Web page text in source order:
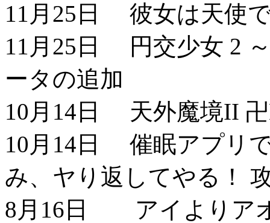
11月25日 彼女は天使
11月25日 円交少女 2
ータの追加
10月14日 天外魔境II
10月14日 催眠アプリ
み、ヤり返してやる！
8月16日 アイよりアオ